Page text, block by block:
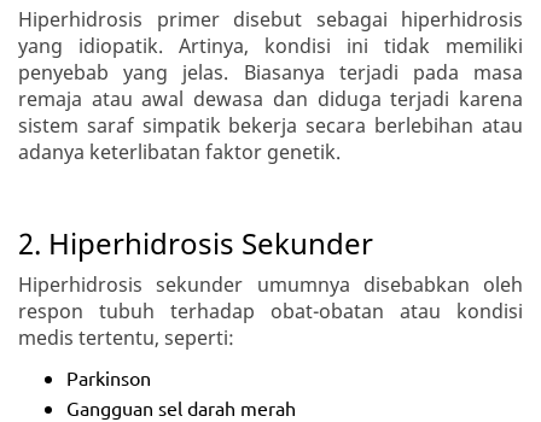
Hiperhidrosis primer disebut sebagai hiperhidrosis
yang idiopatik. Artinya, kondisi ini tidak memiliki
penyebab yang jelas. Biasanya terjadi pada masa
remaja atau awal dewasa dan diduga terjadi karena
sistem saraf simpatik bekerja secara berlebihan atau
adanya keterlibatan faktor genetik.
2. Hiperhidrosis Sekunder
Hiperhidrosis sekunder umumnya disebabkan oleh
respon tubuh terhadap obat-obatan atau kondisi
medis tertentu, seperti:
Parkinson
Gangguan sel darah merah